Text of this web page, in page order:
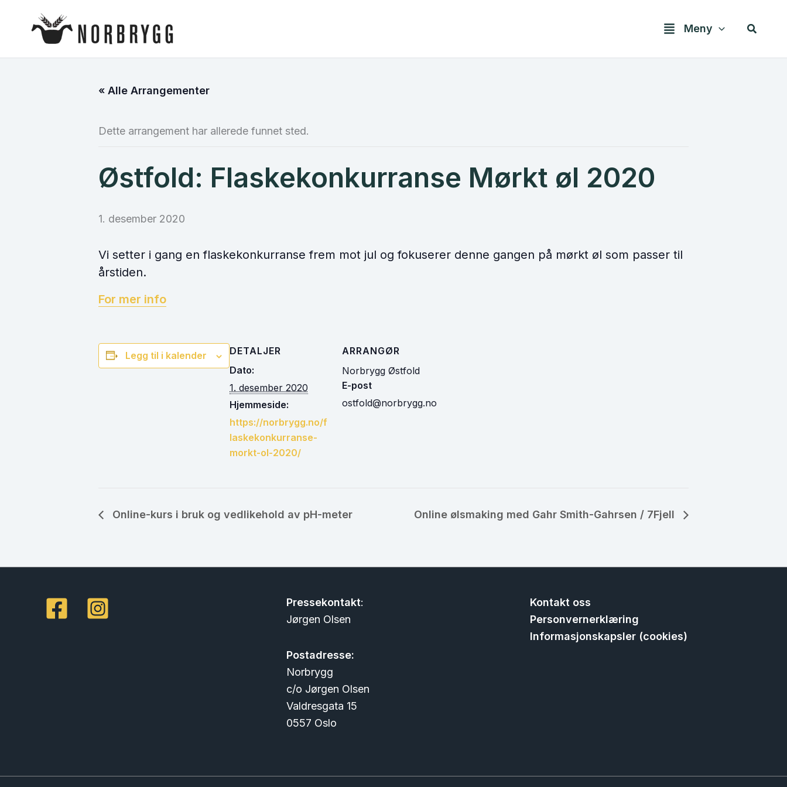
Meny Søk
« Alle Arrangementer
Dette arrangement har allerede funnet sted.
Østfold: Flaskekonkurranse Mørkt øl 2020
1. desember 2020
Vi setter i gang en flaskekonkurranse frem mot jul og fokuserer denne gangen på mørkt øl som passer til
årstiden.
For mer info
Legg til i kalender
DETALJER
Dato:
1. desember 2020
Hjemmeside:
https://norbrygg.no/f
laskekonkurranse-
morkt-ol-2020/
ARRANGØR
Norbrygg Østfold
E-post
ostfold@norbrygg.no
Online-kurs i bruk og vedlikehold av pH-meter Online ølsmaking med Gahr Smith-Gahrsen / 7Fjell
Pressekontakt:
Jørgen Olsen
Postadresse:
Norbrygg
c/o Jørgen Olsen
Valdresgata 15
0557 Oslo
Kontakt oss
Personvernerklæring
Informasjonskapsler (cookies)